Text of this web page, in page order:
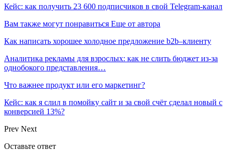
Кейс: как получить 23 600 подписчиков в свой Telegram-канал
Вам также могут понравиться Еще от автора
Как написать хорошее холодное предложение b2b–клиенту
Аналитика рекламы для взрослых: как не слить бюджет из-за
однобокого представления…
Что важнее продукт или его маркетинг?
Кейс: как я слил в помойку сайт и за свой счёт сделал новый с
конверсией 13%?
Prev Next
Оставьте ответ